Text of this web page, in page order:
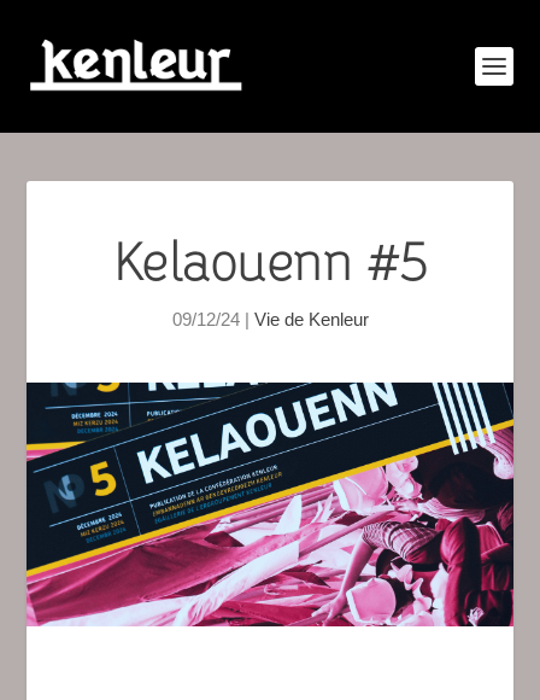
Kelaouenn #5
09/12/24| Vie de Kenleur